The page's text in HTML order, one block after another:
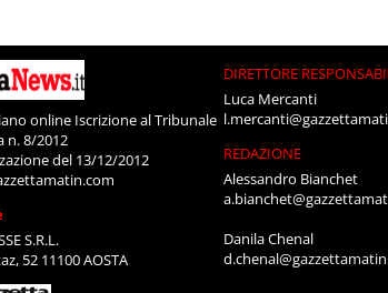
online Iscrizione al Tribunale
n. 8/2012
del 13/12/2012
S.R.L.
52 11100 AOSTA
DIRETTORE
Luca Mercanti
REDAZIONE
Alessandro Bianchet
Danila Chenal